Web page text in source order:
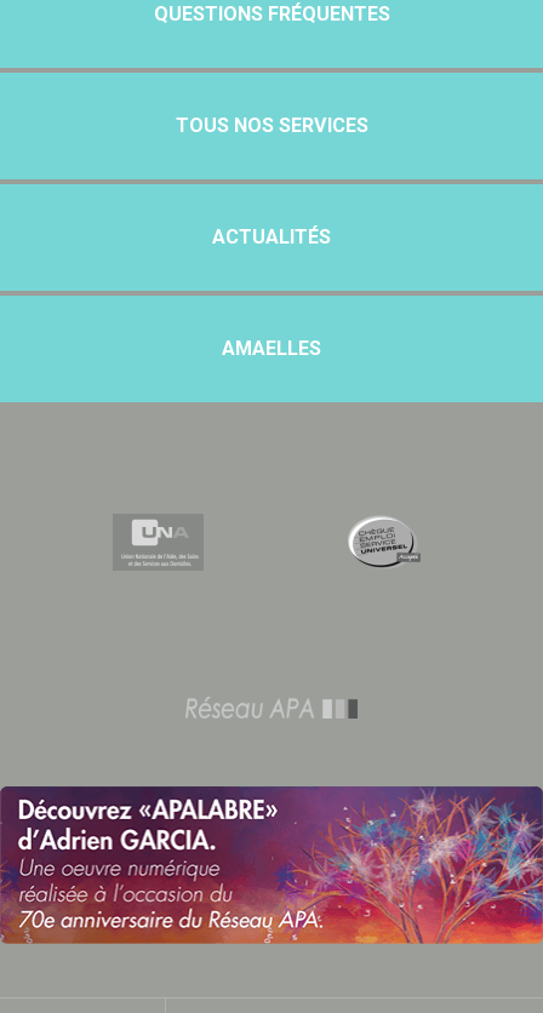
QUESTIONS FRÉQUENTES
TOUS NOS SERVICES
ACTUALITÉS
AMAELLES